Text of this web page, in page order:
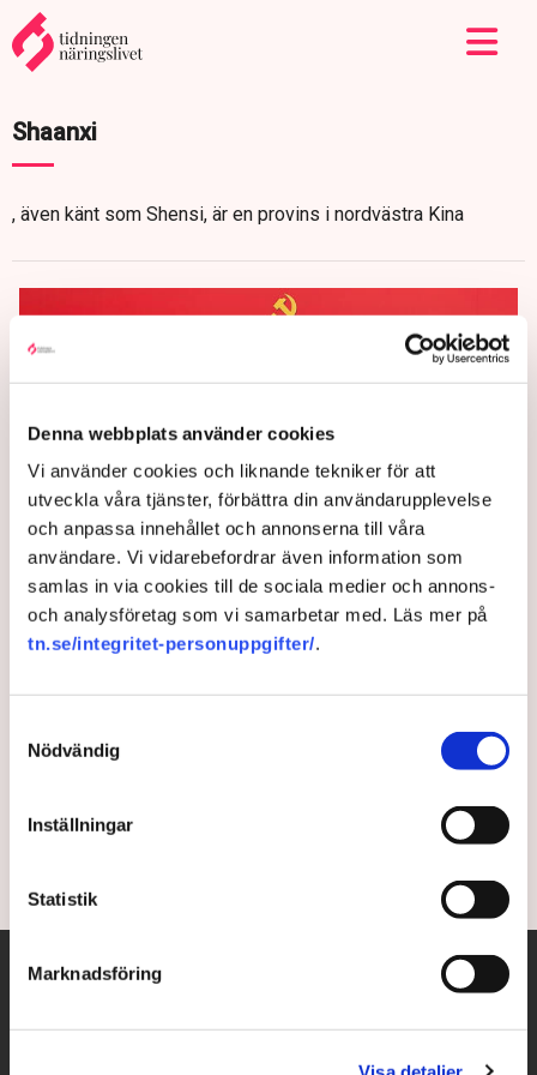
Denna webbplats använder cookies
Vi använder cookies och liknande tekniker för att
utveckla våra tjänster, förbättra din användarupplevelse
och anpassa innehållet och annonserna till våra
användare. Vi vidarebefordrar även information som
samlas in via cookies till de sociala medier och annons-
och analysföretag som vi samarbetar med. Läs mer på
tn.se/integritet-personuppgifter/.
Nödvändig
Inställningar
Statistik
Marknadsföring
Shaanxi
, även känt som Shensi, är en provins i nordvästra Kina
Xi historisk efter omval –
möblerar om i toppen
Kinas president Xi Jinping har valts om för en tredje
generalsekreterare. Med nytillsatta bundsförvanter i